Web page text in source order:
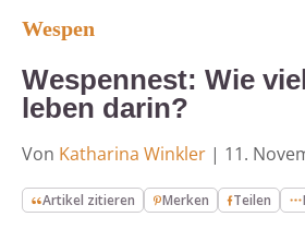
Wespen
Wespennest: Wie
leben darin?
Von Katharina Winkler | 11.
Artikel zitieren Merken Teilen